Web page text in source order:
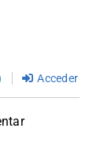
Acceder